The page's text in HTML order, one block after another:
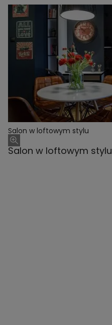
Salon w loftowym stylu
Salon w loftowym stylu